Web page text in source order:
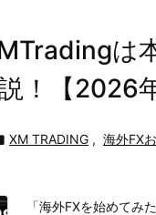
は
！【2026
XM TRADING , 海外FX
「海外FXを始めてみ